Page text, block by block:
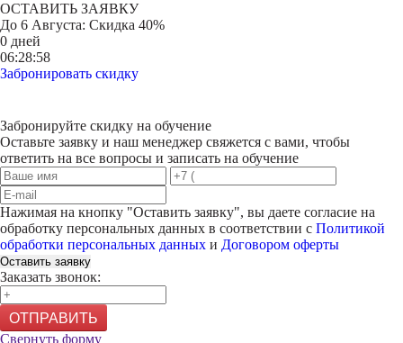
ОСТАВИТЬ ЗАЯВКУ
До 6 Августа: Скидка 40%
0 дней
06:28:58
Забронировать скидку
Забронируйте скидку на обучение
Оставьте заявку и наш менеджер свяжется с вами, чтобы
ответить на все вопросы и записать на обучение
Нажимая на кнопку "Оставить заявку", вы даете согласие на
обработку персональных данных в соответствии с Политикой
обработки персональных данных и Договором оферты
Оставить заявку
Заказать звонок:
ОТПРАВИТЬ
Свернуть форму